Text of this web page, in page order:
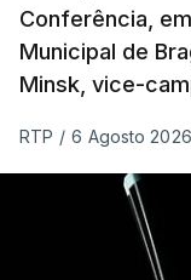
o Sabah,
caso de
play-off da Liga
O jogo no
arbitragem do
segunda mão
Conferência,
Municipal de
Minsk, vice-
RTP / 6 Agosto